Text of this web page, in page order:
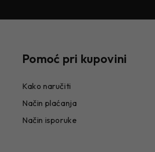
Pomoć pri kupovini
Kako naručiti
Način plaćanja
Način isporuke